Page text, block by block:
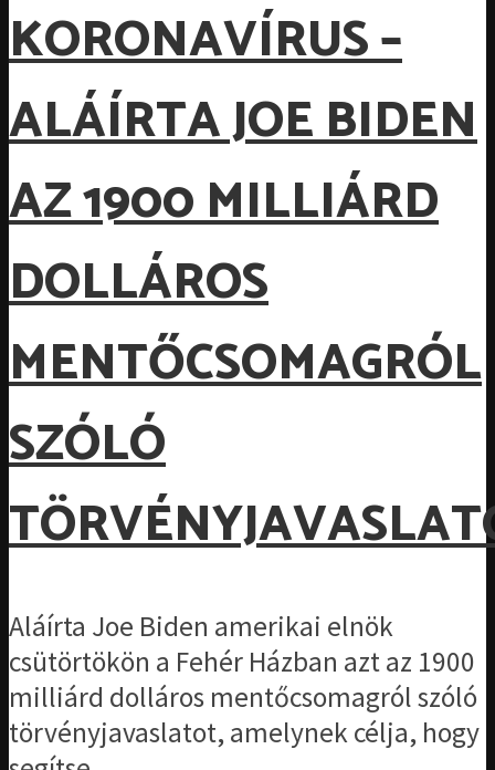
KORONAVÍRUS –
ALÁÍRTA JOE BIDEN
AZ 1900 MILLIÁRD
DOLLÁROS
MENTŐCSOMAGRÓL
SZÓLÓ
Aláírta Joe Biden amerikai elnök
csütörtökön a Fehér Házban azt az 1900
milliárd dolláros mentőcsomagról szóló
törvényjavaslatot, amelynek célja, hogy